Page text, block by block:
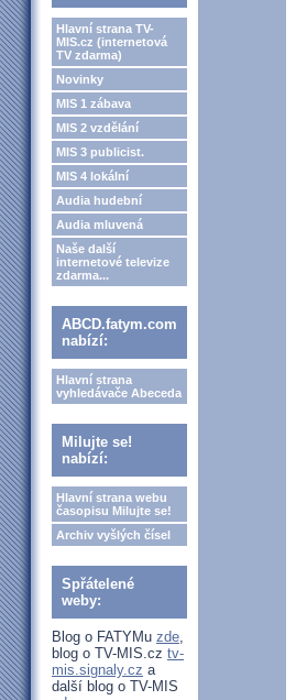
Hlavní strana TV-
MIS.cz (internetová
TV zdarma)
Novinky
MIS 1 zábava
MIS 2 vzdělání
MIS 3 publicist.
MIS 4 lokální
Audia hudební
Audia mluvená
Naše další
internetové televize
zdarma...
ABCD.fatym.com
nabízí:
Hlavní strana
vyhledávače Abeceda
Milujte se!
nabízí:
Hlavní strana webu
časopisu Milujte se!
Archiv vyšlých čísel
Spřátelené
weby:
Blog o FATYMu zde,
blog o TV-MIS.cz tv-
mis.signaly.cz a
další blog o TV-MIS